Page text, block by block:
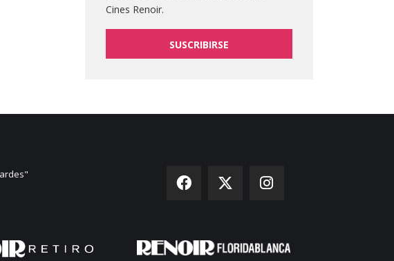
Cines Renoir.
SUSCRIBIRSE